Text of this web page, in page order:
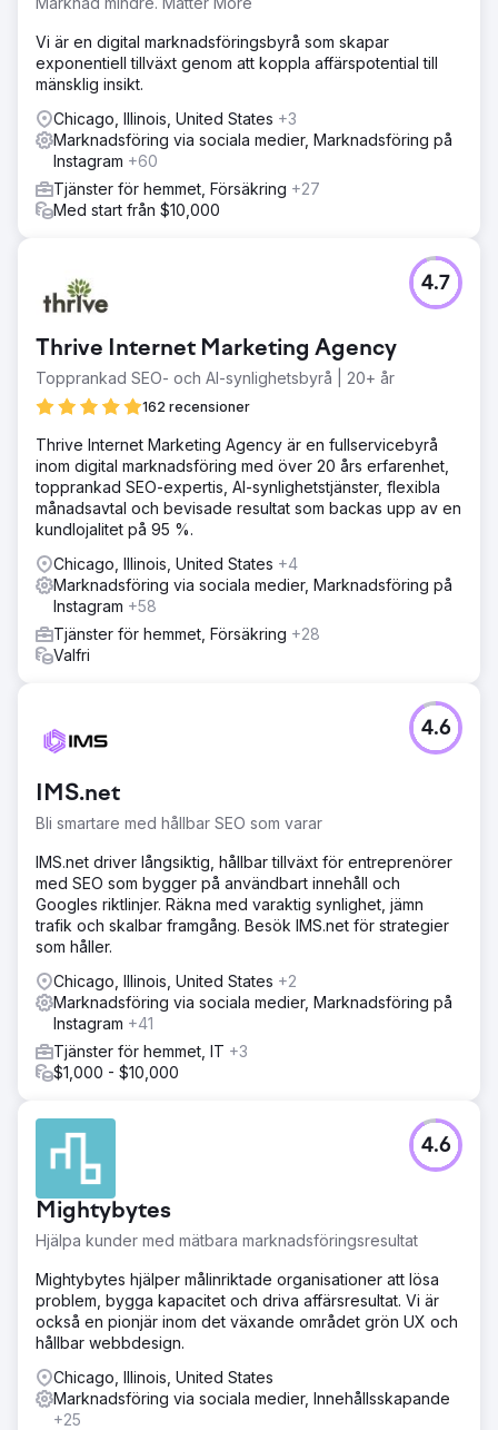
Vi är en digital marknadsföringsbyrå som skapar
exponentiell tillväxt genom att koppla affärspotential till
mänsklig insikt.
Chicago, Illinois, United States +3
Marknadsföring via sociala medier, Marknadsföring på
Instagram +60
Tjänster för hemmet, Försäkring +27
Med start från $10,000
Thrive Internet Marketing Agency
Topprankad SEO- och AI-synlighetsbyrå | 20+ år
162 recensioner
4.7
Thrive Internet Marketing Agency är en fullservicebyrå
inom digital marknadsföring med över 20 års erfarenhet,
topprankad SEO-expertis, AI-synlighetstjänster, flexibla
månadsavtal och bevisade resultat som backas upp av en
kundlojalitet på 95 %.
Chicago, Illinois, United States +4
Marknadsföring via sociala medier, Marknadsföring på
Instagram +58
Tjänster för hemmet, Försäkring +28
Valfri
IMS.net
Bli smartare med hållbar SEO som varar
4.6
IMS.net driver långsiktig, hållbar tillväxt för entreprenörer
med SEO som bygger på användbart innehåll och
Googles riktlinjer. Räkna med varaktig synlighet, jämn
trafik och skalbar framgång. Besök IMS.net för strategier
som håller.
Chicago, Illinois, United States +2
Marknadsföring via sociala medier, Marknadsföring på
Instagram +41
Tjänster för hemmet, IT +3
$1,000 - $10,000
Mightybytes
Hjälpa kunder med mätbara marknadsföringsresultat
4.6
Mightybytes hjälper målinriktade organisationer att lösa
problem, bygga kapacitet och driva affärsresultat. Vi är
också en pionjär inom det växande området grön UX och
hållbar webbdesign.
Chicago, Illinois, United States
Marknadsföring via sociala medier, Innehållsskapande
+25